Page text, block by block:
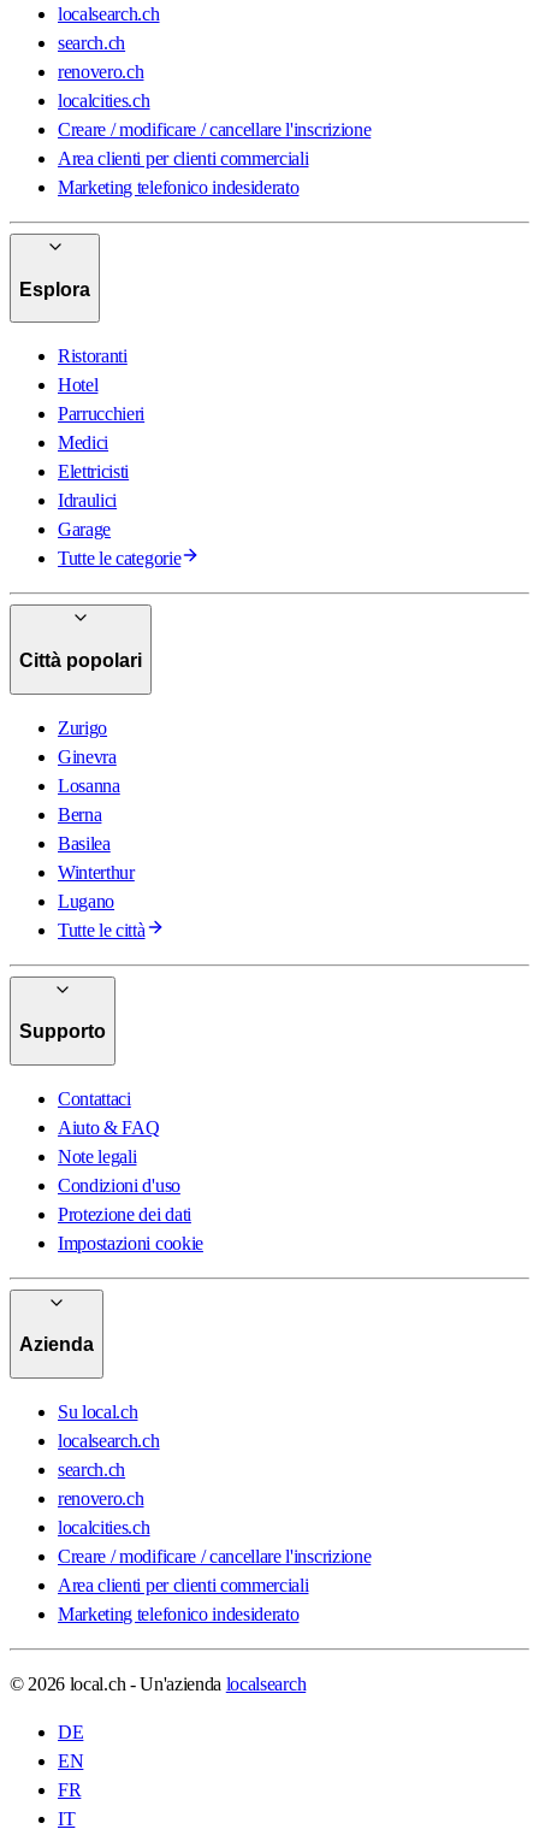
localsearch.ch
search.ch
renovero.ch
localcities.ch
Creare / modificare / cancellare l'inscrizione
Area clienti per clienti commerciali
Marketing telefonico indesiderato
Esplora
Ristoranti
Hotel
Parrucchieri
Medici
Elettricisti
Idraulici
Garage
Tutte le categorie
Città popolari
Zurigo
Ginevra
Losanna
Berna
Basilea
Winterthur
Lugano
Tutte le città
Supporto
Contattaci
Aiuto & FAQ
Note legali
Condizioni d'uso
Protezione dei dati
Impostazioni cookie
Azienda
Su local.ch
localsearch.ch
search.ch
renovero.ch
localcities.ch
Creare / modificare / cancellare l'inscrizione
Area clienti per clienti commerciali
Marketing telefonico indesiderato
© 2026 local.ch - Un'azienda localsearch
DE
EN
FR
IT